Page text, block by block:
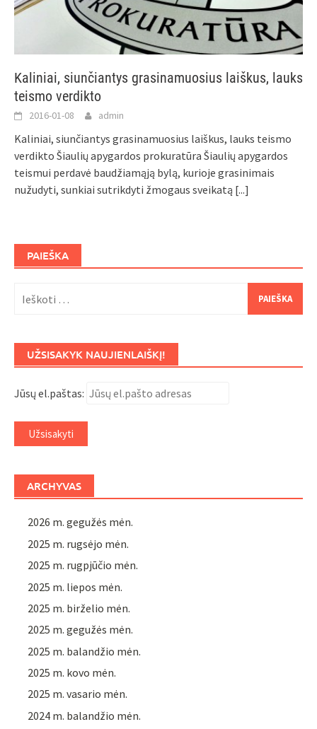
Kaliniai, siunčiantys grasinamuosius laiškus, lauks
teismo verdikto
2016-01-08 admin
Kaliniai, siunčiantys grasinamuosius laiškus, lauks teismo
verdikto Šiaulių apygardos prokuratūra Šiaulių apygardos
teismui perdavė baudžiamąją bylą, kurioje grasinimais
nužudyti, sunkiai sutrikdyti žmogaus sveikatą [...]
PAIEŠKA
UŽSISAKYK NAUJIENLAIŠKĮ!
Jūsų el.paštas:
ARCHYVAS
2026 m. gegužės mėn.
2025 m. rugsėjo mėn.
2025 m. rugpjūčio mėn.
2025 m. liepos mėn.
2025 m. birželio mėn.
2025 m. gegužės mėn.
2025 m. balandžio mėn.
2025 m. kovo mėn.
2025 m. vasario mėn.
2024 m. balandžio mėn.